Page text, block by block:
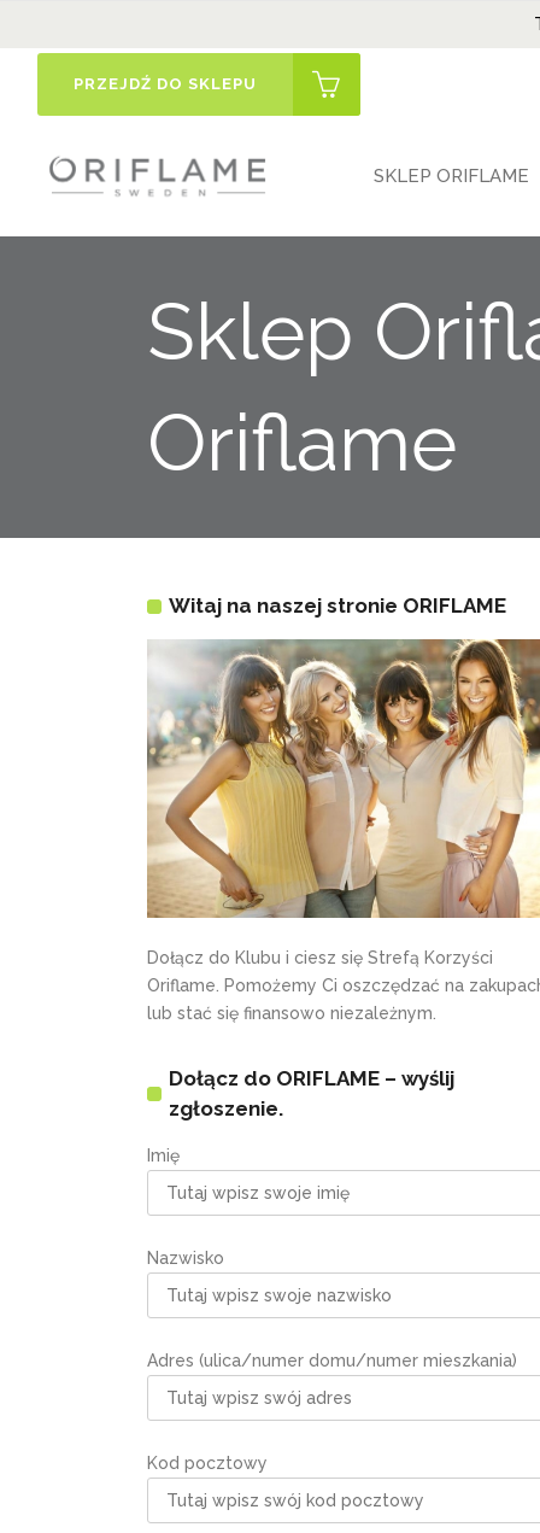
PRZEJDŹ DO SKLEPU
SKLEP ORIFLAME
Sklep
Oriflame
Witaj na naszej stronie ORIFLAME
Dołącz do Klubu i ciesz się Strefą Korzyści
Oriflame. Pomożemy Ci oszczędzać na
lub stać się finansowo niezależnym.
Dołącz do ORIFLAME – wyślij
zgłoszenie.
Imię
Nazwisko
Adres (ulica/numer domu/numer mieszkania)
Kod pocztowy